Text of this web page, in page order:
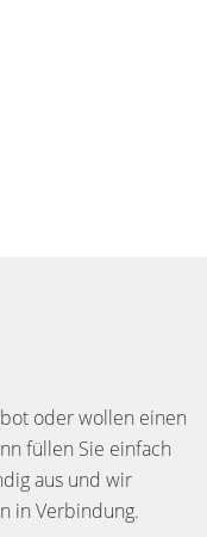
oder wollen einen
füllen Sie einfach
aus und wir
in Verbindung.